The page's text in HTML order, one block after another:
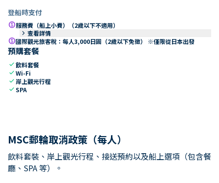
登船時支付
paid服務費（船上小費）（2歲以下不適用）
keyboard_arrow_right 查看詳情
paid國際觀光旅客稅：每人3,000日圓（2歲以下免徵） ※僅限從日本出發
預購套餐
check飲料套餐
checkWi-Fi
check 岸上觀光行程
checkSPA
MSC郵輪取消政策（每人）
飲料套裝、岸上觀光行程、接送預約以及船上選項（包含餐
廳、SPA 等）。